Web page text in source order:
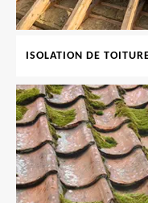
ISOLATION DE